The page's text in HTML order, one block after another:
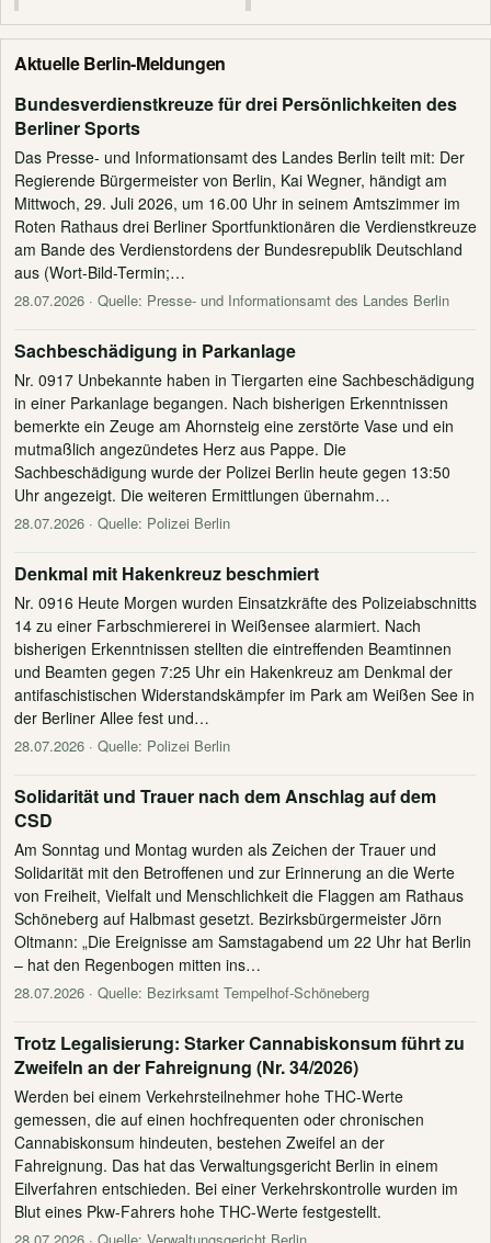
Aktuelle Berlin-Meldungen
Bundesverdienstkreuze für drei Persönlichkeiten des
Berliner Sports
Das Presse- und Informationsamt des Landes Berlin teilt mit: Der
Regierende Bürgermeister von Berlin, Kai Wegner, händigt am
Mittwoch, 29. Juli 2026, um 16.00 Uhr in seinem Amtszimmer im
Roten Rathaus drei Berliner Sportfunktionären die Verdienstkreuze
am Bande des Verdienstordens der Bundesrepublik Deutschland
aus (Wort-Bild-Termin;…
28.07.2026 · Quelle: Presse- und Informationsamt des Landes Berlin
Sachbeschädigung in Parkanlage
Nr. 0917 Unbekannte haben in Tiergarten eine Sachbeschädigung
in einer Parkanlage begangen. Nach bisherigen Erkenntnissen
bemerkte ein Zeuge am Ahornsteig eine zerstörte Vase und ein
mutmaßlich angezündetes Herz aus Pappe. Die
Sachbeschädigung wurde der Polizei Berlin heute gegen 13:50
Uhr angezeigt. Die weiteren Ermittlungen übernahm…
28.07.2026 · Quelle: Polizei Berlin
Denkmal mit Hakenkreuz beschmiert
Nr. 0916 Heute Morgen wurden Einsatzkräfte des Polizeiabschnitts
14 zu einer Farbschmiererei in Weißensee alarmiert. Nach
bisherigen Erkenntnissen stellten die eintreffenden Beamtinnen
und Beamten gegen 7:25 Uhr ein Hakenkreuz am Denkmal der
antifaschistischen Widerstandskämpfer im Park am Weißen See in
der Berliner Allee fest und…
28.07.2026 · Quelle: Polizei Berlin
Solidarität und Trauer nach dem Anschlag auf dem
CSD
Am Sonntag und Montag wurden als Zeichen der Trauer und
Solidarität mit den Betroffenen und zur Erinnerung an die Werte
von Freiheit, Vielfalt und Menschlichkeit die Flaggen am Rathaus
Schöneberg auf Halbmast gesetzt. Bezirksbürgermeister Jörn
Oltmann: „Die Ereignisse am Samstagabend um 22 Uhr hat Berlin
– hat den Regenbogen mitten ins…
28.07.2026 · Quelle: Bezirksamt Tempelhof-Schöneberg
Trotz Legalisierung: Starker Cannabiskonsum führt zu
Zweifeln an der Fahreignung (Nr. 34/2026)
Werden bei einem Verkehrsteilnehmer hohe THC-Werte
gemessen, die auf einen hochfrequenten oder chronischen
Cannabiskonsum hindeuten, bestehen Zweifel an der
Fahreignung. Das hat das Verwaltungsgericht Berlin in einem
Eilverfahren entschieden. Bei einer Verkehrskontrolle wurden im
Blut eines Pkw-Fahrers hohe THC-Werte festgestellt.